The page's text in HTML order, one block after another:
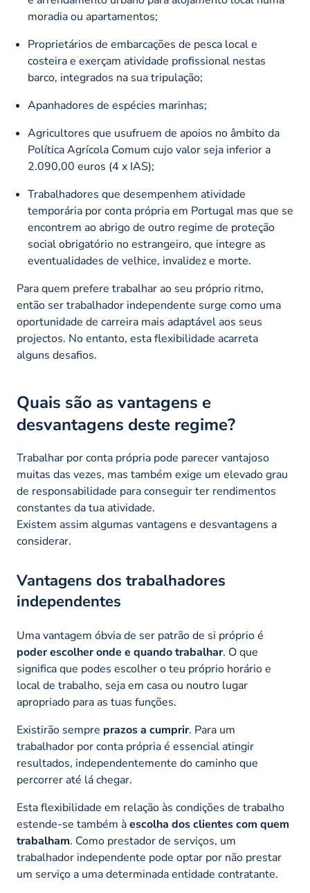
moradia ou apartamentos;
Proprietários de embarcações de pesca local e
costeira e exerçam atividade profissional nestas
barco, integrados na sua tripulação;
Apanhadores de espécies marinhas;
Agricultores que usufruem de apoios no âmbito da
Política Agrícola Comum cujo valor seja inferior a
2.090,00 euros (4 x IAS);
Trabalhadores que desempenhem atividade
temporária por conta própria em Portugal mas que se
encontrem ao abrigo de outro regime de proteção
social obrigatório no estrangeiro, que integre as
eventualidades de velhice, invalidez e morte.
Para quem prefere trabalhar ao seu próprio ritmo,
então ser trabalhador independente surge como uma
oportunidade de carreira mais adaptável aos seus
projectos. No entanto, esta flexibilidade acarreta
alguns desafios.
Quais são as vantagens e
desvantagens deste regime?
Trabalhar por conta própria pode parecer vantajoso
muitas das vezes, mas também exige um elevado grau
de responsabilidade para conseguir ter rendimentos
constantes da tua atividade.
Existem assim algumas vantagens e desvantagens a
considerar.
Vantagens dos trabalhadores
independentes
Uma vantagem óbvia de ser patrão de si próprio é
poder escolher onde e quando trabalhar. O que
significa que podes escolher o teu próprio horário e
local de trabalho, seja em casa ou noutro lugar
apropriado para as tuas funções.
Existirão sempre prazos a cumprir. Para um
trabalhador por conta própria é essencial atingir
resultados, independentemente do caminho que
percorrer até lá chegar.
Esta flexibilidade em relação às condições de trabalho
estende-se também àescolha dos clientes com quem
trabalham. Como prestador de serviços, um
trabalhador independente pode optar por não prestar
um serviço a uma determinada entidade contratante.